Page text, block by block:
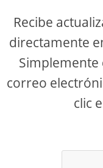
Recibe
directamente
Simplemente
correo
clic